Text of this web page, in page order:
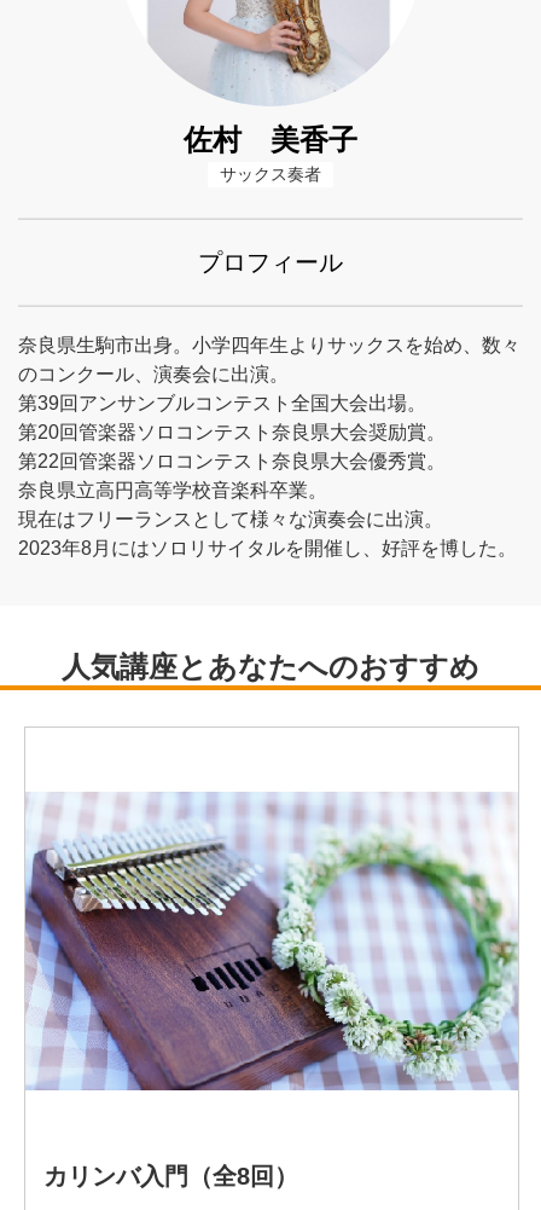
佐村 美香子
サックス奏者
プロフィール
奈良県生駒市出身。小学四年生よりサックスを始め、数々
のコンクール、演奏会に出演。
第39回アンサンブルコンテスト全国大会出場。
第20回管楽器ソロコンテスト奈良県大会奨励賞。
第22回管楽器ソロコンテスト奈良県大会優秀賞。
奈良県立高円高等学校音楽科卒業。
現在はフリーランスとして様々な演奏会に出演。
2023年8月にはソロリサイタルを開催し、好評を博した。